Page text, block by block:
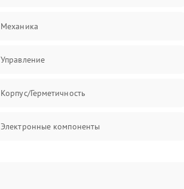
Механика
Управление
Корпус/Герметичность
Электронные компоненты